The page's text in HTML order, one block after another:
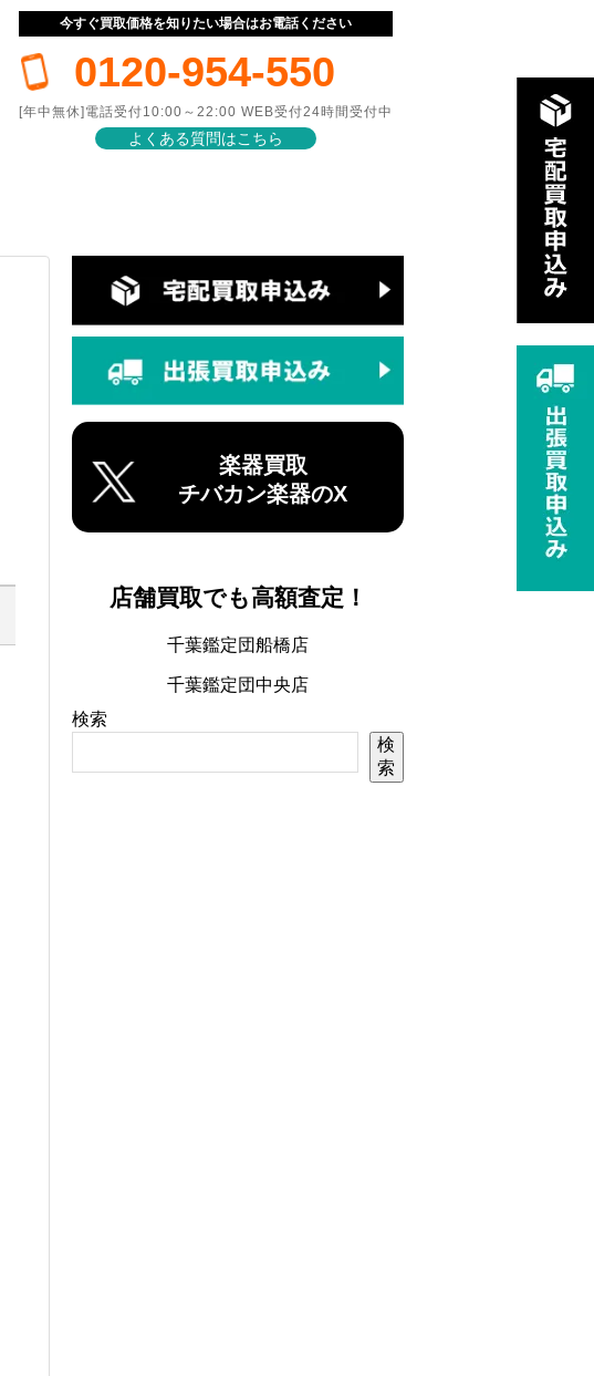
今すぐ買取価格を知りたい場合はお電話ください
0120-954-550
[年中無休]電話受付10:00～22:00 WEB受付24時間受付中
よくある質問はこちら
楽器買取
チバカン楽器のX
店舗買取でも高額査定！
千葉鑑定団船橋店
千葉鑑定団中央店
検索
検
索